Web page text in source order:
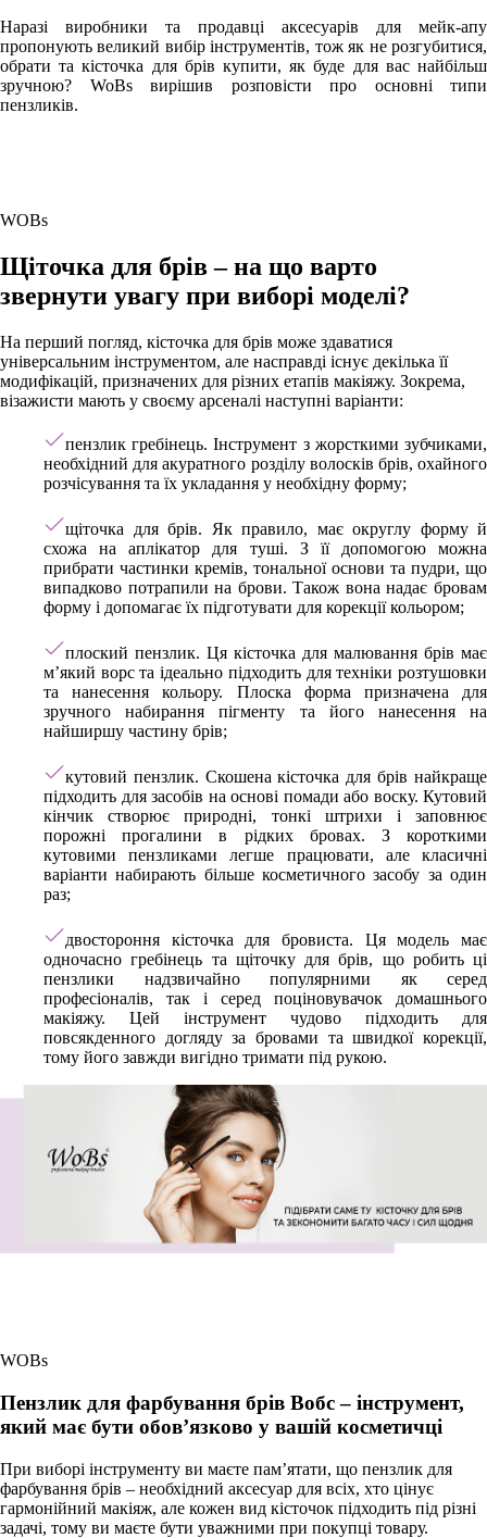
Наразі виробники та продавці аксесуарів для мейк-апу
пропонують великий вибір інструментів, тож як не розгубитися,
обрати та кісточка для брів купити, як буде для вас найбільш
зручною? WoBs вирішив розповісти про основні типи
пензликів.
WOBs
Щіточка для брів – на що варто
звернути увагу при виборі моделі?
На перший погляд, кісточка для брів може здаватися
універсальним інструментом, але насправді існує декілька її
модифікацій, призначених для різних етапів макіяжу. Зокрема,
візажисти мають у своєму арсеналі наступні варіанти:
пензлик гребінець. Інструмент з жорсткими зубчиками,
необхідний для акуратного розділу волосків брів, охайного
розчісування та їх укладання у необхідну форму;
щіточка для брів. Як правило, має округлу форму й
схожа на аплікатор для туші. З її допомогою можна
прибрати частинки кремів, тональної основи та пудри, що
випадково потрапили на брови. Також вона надає бровам
форму і допомагає їх підготувати для корекції кольором;
плоский пензлик. Ця кісточка для малювання брів має
м’який ворс та ідеально підходить для техніки розтушовки
та нанесення кольору. Плоска форма призначена для
зручного набирання пігменту та його нанесення на
найширшу частину брів;
кутовий пензлик. Скошена кісточка для брів найкраще
підходить для засобів на основі помади або воску. Кутовий
кінчик створює природні, тонкі штрихи і заповнює
порожні прогалини в рідких бровах. З короткими
кутовими пензликами легше працювати, але класичні
варіанти набирають більше косметичного засобу за один
раз;
двостороння кісточка для бровиста. Ця модель має
одночасно гребінець та щіточку для брів, що робить ці
пензлики надзвичайно популярними як серед
професіоналів, так і серед поціновувачок домашнього
макіяжу. Цей інструмент чудово підходить для
повсякденного догляду за бровами та швидкої корекції,
тому його завжди вигідно тримати під рукою.
WOBs
Пензлик для фарбування брів Вобс – інструмент,
який має бути обов’язково у вашій косметичці
При виборі інструменту ви маєте пам’ятати, що пензлик для
фарбування брів – необхідний аксесуар для всіх, хто цінує
гармонійний макіяж, але кожен вид кісточок підходить під різні
задачі, тому ви маєте бути уважними при покупці товару.